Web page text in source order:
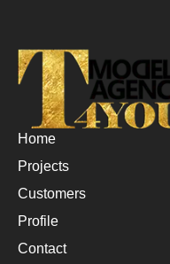
Home
Projects
Customers
Profile
Contact